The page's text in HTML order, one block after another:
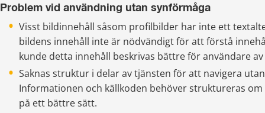
Problem vid användning utan synförmåga
Visst bildinnehåll såsom profilbilder har inte ett
bildens innehåll inte är nödvändigt för att förstå
kunde detta innehåll beskrivas bättre för användare
Saknas struktur i delar av tjänsten för att navigera
Informationen och källkoden behöver struktureras
på ett bättre sätt.